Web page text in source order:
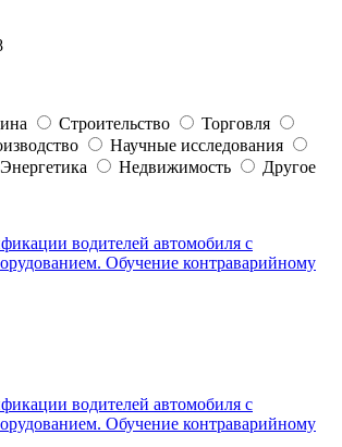
Строительство
Торговля
Научные исследования
Энергетика Недвижимость Другое
водителей автомобиля с
Обучение контраварийному
водителей автомобиля с
Обучение контраварийному